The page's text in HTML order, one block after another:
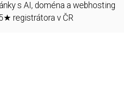
s AI, doména a webhosting
registrátora v ČR